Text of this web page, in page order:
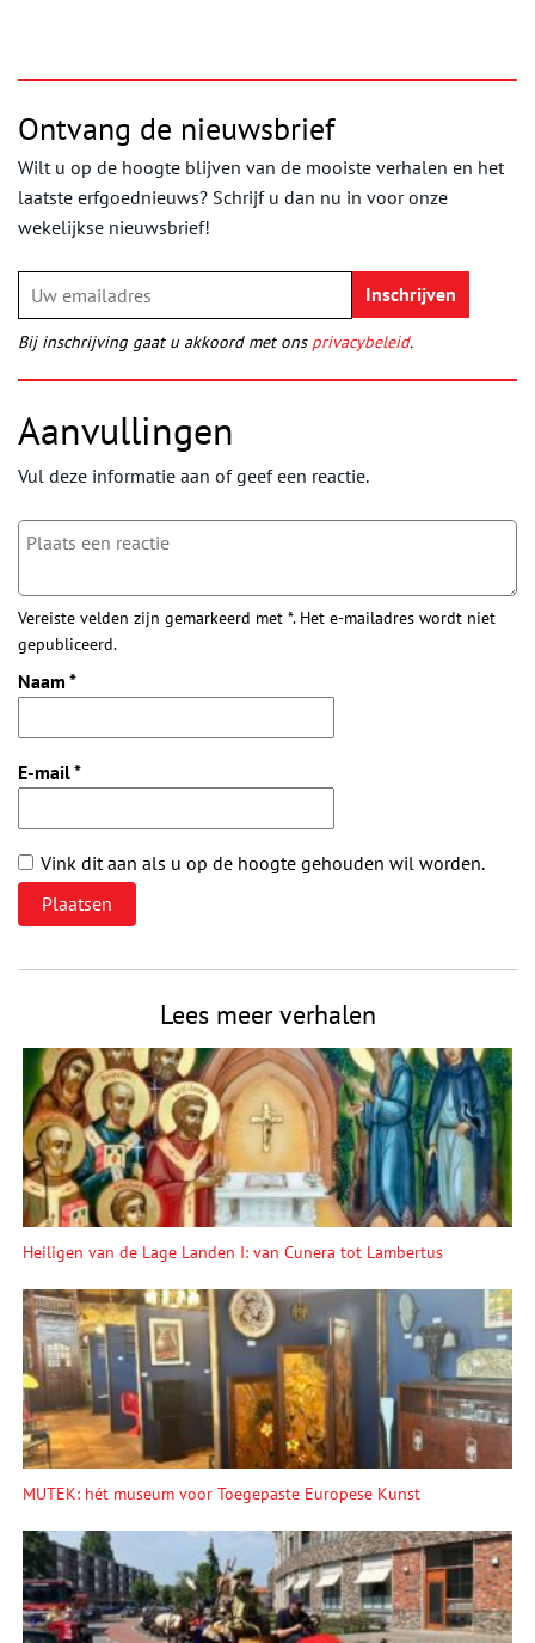
Ontvang de nieuwsbrief
Wilt u op de hoogte blijven van de mooiste verhalen en het
laatste erfgoednieuws? Schrijf u dan nu in voor onze
wekelijkse nieuwsbrief!
Bij inschrijving gaat u akkoord met ons privacybeleid.
Aanvullingen
Vul deze informatie aan of geef een reactie.
Vereiste velden zijn gemarkeerd met *. Het e-mailadres wordt niet
gepubliceerd.
Naam *
E-mail*
Vink dit aan als u op de hoogte gehouden wil worden.
Lees meer verhalen
Heiligen van de Lage Landen I: van Cunera tot Lambertus
MUTEK: hét museum voor Toegepaste Europese Kunst